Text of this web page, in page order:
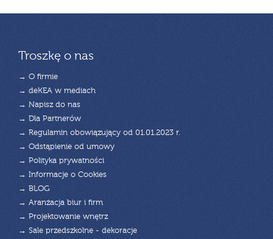
Troszkę o nas
→ O firmie
→ deKEA w mediach
→ Napisz do nas
→ Dla Partnerów
→ Regulamin obowiązujący od 01.01.2023 r.
→ Odstąpienie od umowy
→ Polityka prywatności
→ Informacje o Cookies
→ BLOG
→ Aranżacja biur i firm
→ Projektowanie wnętrz
→ Sale przedszkolne - dekoracje